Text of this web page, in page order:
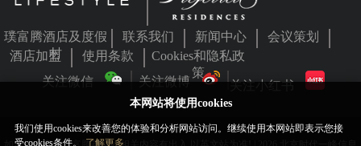
本网站将使用cookies
我们使用cookies来改善您的体验和分析网站访问。继续使用本网站即表示您接
受cookies条件。
了解更多
璞富腾酒店及度假
村
联系我们 新闻中心
会议策划
酒店加盟
使用条款
Cookies和隐私政
策
关注微信 关注微博 关注小红书